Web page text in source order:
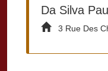
Da Silva
3 Rue Des